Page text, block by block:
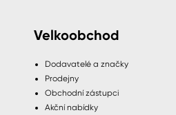
Velkoobchod
Dodavatelé a značky
Prodejny
Obchodní zástupci
Akční nabídky